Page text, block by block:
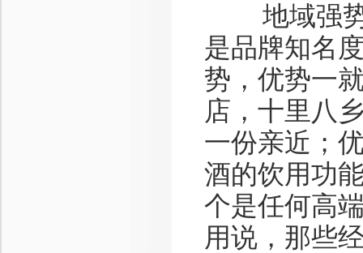
地域强势
是品牌知名
势，优势一
店，十里八
一份亲近；
酒的饮用功
个是任何高
用说，那些